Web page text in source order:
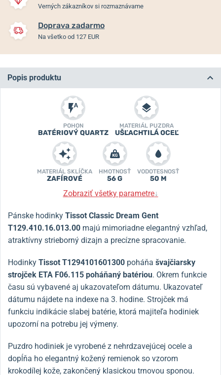
Verných zákazníkov si rozmaznávame
Doprava zadarmo
Na všetko od 127 EUR
Popis produktu
POHON
BATÉRIOVÝ QUARTZ
MATERIÁL PUZDRA
UŠĽACHTILÁ OCEĽ
MATERIÁL SKLÍČKA
ZAFÍROVÉ
HMOTNOSŤ
56 G
VODOTESNOSŤ
50 M
Zobraziť všetky parametre↓
Pánske hodinky Tissot Classic Dream Gent
T129.410.16.013.00 majú mimoriadne elegantný vzhľad,
atraktívny strieborný dizajn a precízne spracovanie.
Hodinky Tissot T1294101601300 poháňa švajčiarsky
strojček ETA F06.115 poháňaný batériou. Okrem funkcie
času sú vybavené aj ukazovateľom dátumu. Ukazovateľ
dátumu nájdete na indexe na 3. hodine. Strojček má
funkciu indikácie slabej batérie, ktorá majiteľa hodiniek
upozorní na potrebu jej výmeny.
Puzdro hodiniek je vyrobené z nehrdzavejúcej ocele a
dopĺňa ho elegantný kožený remienok so vzorom
krokodílej kože, zakončený klasickou trnovou sponou.